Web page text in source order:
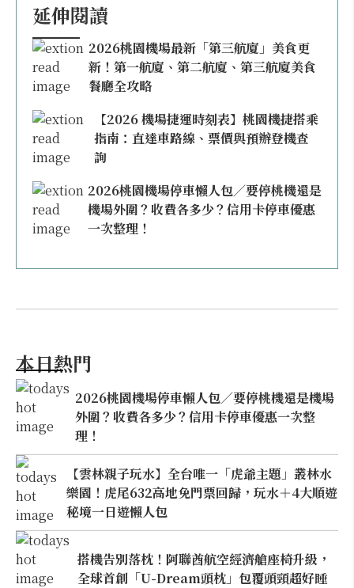
延伸閱讀
2026桃園機場最新「第三航廈」美食更
新！第一航廈、第二航廈、第三航廈美食
餐廳全攻略
【2026 機場捷運時刻表】桃園機捷搭乘
指南：直達車路線、票價與預辦登機查
詢
2026桃園機場停車懶人包／要停桃機還是
機場外圍？收費各多少？信用卡停車優惠
一次整理！
本日熱門
2026桃園機場停車懶人包／要停桃機還是機場
外圍？收費各多少？信用卡停車優惠一次整
理！
【雲林親子玩水】全台唯一「虎爺主題」叢林水
樂園！虎尾632高地免門票回歸，玩水＋4大順遊
秘境一日遊懶人包
搭機告別落枕！阿聯酋航空經濟艙座椅升級，
全球首創「U-Dream頭枕」包覆頭頸超好睡